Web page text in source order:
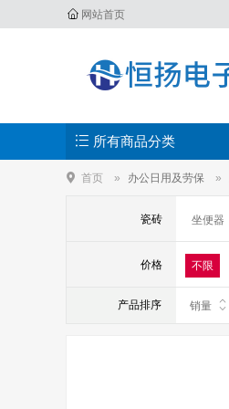
网站首页
所有商品分类
首页 办公日用及劳保
瓷砖 坐便器
价格 不限
产品排序 销量